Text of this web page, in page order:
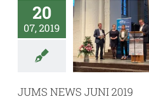
20
07, 2019
NEWS
2019
JUMS NEWS JUNI 2019